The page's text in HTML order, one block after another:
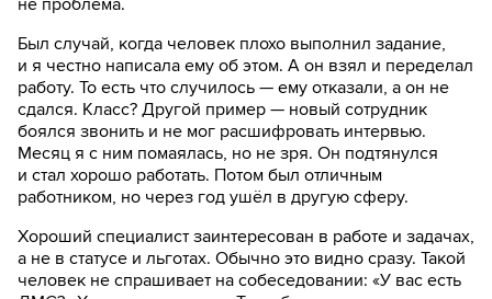
не проблема.
Был случай, когда человек плохо выполнил задание,
и я честно написала ему об этом. А он взял и переделал
работу. То есть что случилось — ему отказали, а он не
сдался. Класс? Другой пример — новый сотрудник
боялся звонить и не мог расшифровать интервью.
Месяц я с ним помаялась, но не зря. Он подтянулся
и стал хорошо работать. Потом был отличным
работником, но через год ушёл в другую сферу.
Хороший специалист заинтересован в работе и задачах,
а не в статусе и льготах. Обычно это видно сразу. Такой
человек не спрашивает на собеседовании: «У вас есть